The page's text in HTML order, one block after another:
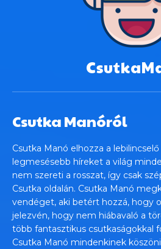
Csutka Manóról
Csutka Manó elhozza a
legmesésebb híreket a világ
nem szereti a rosszat, így csak
Csutka oldalán. Csutka Manó
vendéget, aki betért hozzá, hogy
jelezvén, hogy nem hiábavaló a
több fantasztikus csutkaságokkal
Csutka Manó mindenkinek